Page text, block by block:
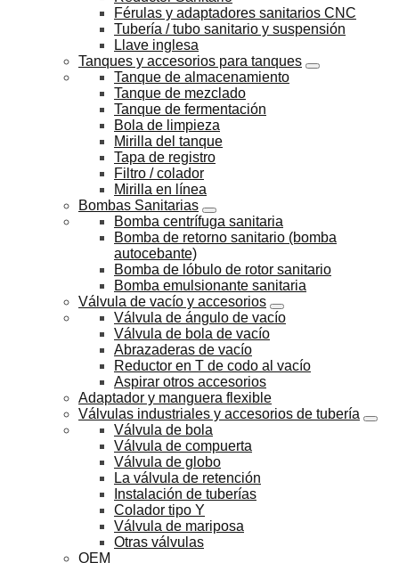
Férulas y adaptadores sanitarios CNC
Tubería / tubo sanitario y suspensión
Llave inglesa
Tanques y accesorios para tanques
Tanque de almacenamiento
Tanque de mezclado
Tanque de fermentación
Bola de limpieza
Mirilla del tanque
Tapa de registro
Filtro / colador
Mirilla en línea
Bombas Sanitarias
Bomba centrífuga sanitaria
Bomba de retorno sanitario (bomba
autocebante)
Bomba de lóbulo de rotor sanitario
Bomba emulsionante sanitaria
Válvula de vacío y accesorios
Válvula de ángulo de vacío
Válvula de bola de vacío
Abrazaderas de vacío
Reductor en T de codo al vacío
Aspirar otros accesorios
Adaptador y manguera flexible
Válvulas industriales y accesorios de tubería
Válvula de bola
Válvula de compuerta
Válvula de globo
La válvula de retención
Instalación de tuberías
Colador tipo Y
Válvula de mariposa
Otras válvulas
OEM